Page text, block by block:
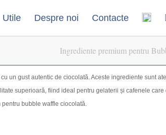
Utile Despre noi Contacte
Ingrediente premium pentru
un gust autentic de ciocolată. Aceste ingrediente sunt
superioară, fiind ideal pentru gelaterii și cafenele care
bubble waffle ciocolată.